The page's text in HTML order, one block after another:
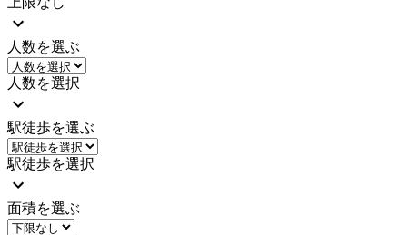
人数を選ぶ
人数を選択
駅徒歩を選ぶ
駅徒歩を選択
面積を選ぶ